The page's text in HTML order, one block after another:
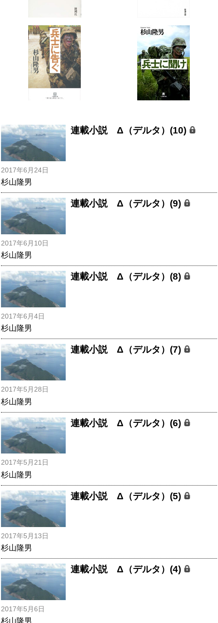
連載小説 Δ（デルタ）(10)
2017年6月24日
杉山隆男
連載小説 Δ（デルタ）(9)
2017年6月10日
杉山隆男
連載小説 Δ（デルタ）(8)
2017年6月4日
杉山隆男
連載小説 Δ（デルタ）(7)
2017年5月28日
杉山隆男
連載小説 Δ（デルタ）(6)
2017年5月21日
杉山隆男
連載小説 Δ（デルタ）(5)
2017年5月13日
杉山隆男
連載小説 Δ（デルタ）(4)
2017年5月6日
杉山隆男